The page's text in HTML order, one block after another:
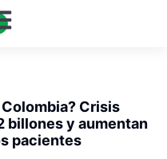
Crisis
billones y aumentan
pacientes